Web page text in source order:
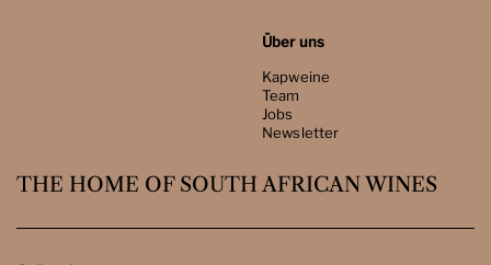
Über uns
Kapweine
Team
Jobs
Newsletter
THE HOME OF SOUTH AFRICAN WINES